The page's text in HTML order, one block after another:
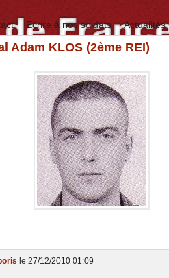
Ecrire à nos soldats Actualités
Adam KLOS (2ème REI)
le 27/12/2010 01:09